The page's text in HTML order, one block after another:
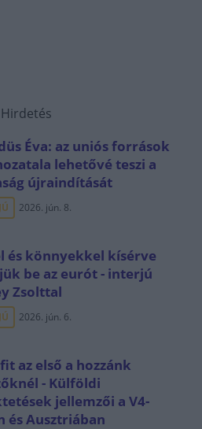
Hirdetés
Éva: az uniós források
lehetővé teszi a
újraindítását
2026. jún. 8.
és könnyekkel kísérve
be az eurót - interjú
Zsolttal
2026. jún. 6.
az első a hozzánk
- Külföldi
jellemzői a V4-
és Ausztriában